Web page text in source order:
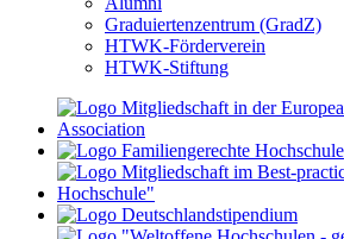
Graduiertenzentrum (GradZ)
HTWK-Förderverein
HTWK-Stiftung